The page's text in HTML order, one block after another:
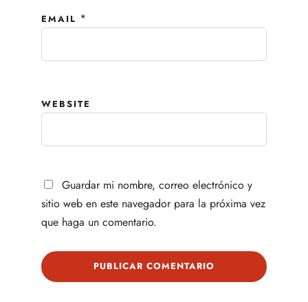
EMAIL *
WEBSITE
Guardar mi nombre, correo electrónico y
sitio web en este navegador para la próxima vez
que haga un comentario.